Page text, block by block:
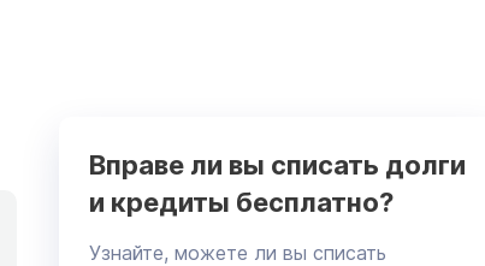
Вправе ли вы списать долги
и кредиты бесплатно?
Узнайте, можете ли вы списать